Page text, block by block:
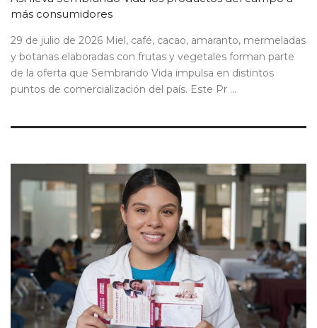
más consumidores
29 de julio de 2026 Miel, café, cacao, amaranto, mermeladas
y botanas elaboradas con frutas y vegetales forman parte
de la oferta que Sembrando Vida impulsa en distintos
puntos de comercialización del país. Este Pr ...